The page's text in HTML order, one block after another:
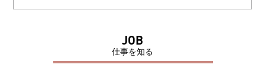
JOB
仕事を知る